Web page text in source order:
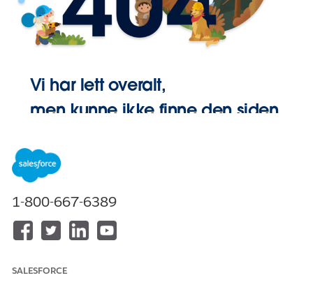
Vi har lett overalt,
men kunne ikke finne den siden.
1-800-667-6389
SALESFORCE